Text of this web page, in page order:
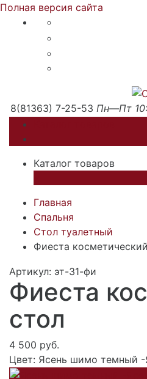
Полная версия сайта
8(81363) 7-25-53 Пн—Пт
Каталог товаров
Главная
Спальня
Стол туалетный
Фиеста
Артикул: эт-31-фи
Фиеста
стол
4 500 руб.
Цвет: Ясень шимо темный